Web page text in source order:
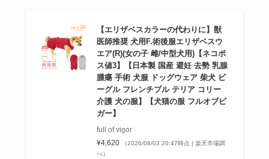
【エリザベスカラーの代わりに】獣
医師推奨 犬用F.術後服エリザベスウ
エア(R)(女の子 雌/中型犬用)【ネコポ
ス値3】【日本製 国産 避妊 去勢 乳腺
腫瘍 手術 犬服 ドッグウェア 柴犬 ビ
ーグル フレンチブル テリア コリー
介護 犬の服】【犬猫の服 フルオブビ
ガー】
full of vigor
¥4,620
（2026/08/03 20:47時点 | 楽天市場調
べ）